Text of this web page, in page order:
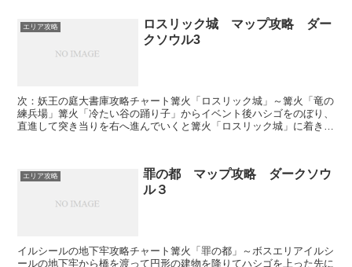
エリア攻略
ロスリック城 マップ攻略 ダー
クソウル3
次：妖王の庭大書庫攻略チャート篝火「ロスリック城」～篝火「竜の
練兵場」篝火「冷たい谷の踊り子」からイベント後ハシゴをのぼり、
直進して突き当りを右へ進んでいくと篝火「ロスリック城」に着きま
エリア攻略
罪の都 マップ攻略 ダークソウ
ル３
イルシールの地下牢攻略チャート篝火「罪の都」～ボスエリアイルシ
ールの地下牢から橋を渡って円形の建物を降りてハシゴを上った先に